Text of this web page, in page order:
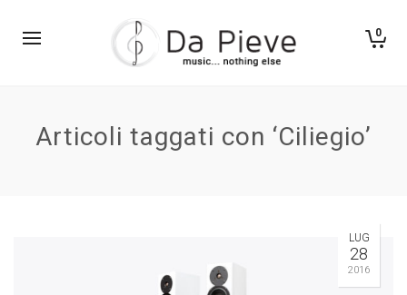
0
Articoli taggati con ‘Ciliegio’
LUG
28
2016